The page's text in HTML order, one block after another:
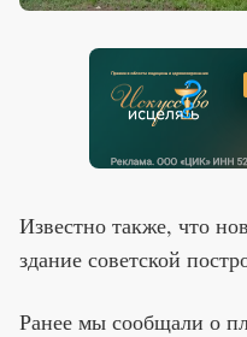
Известно также, что
здание советской
Ранее мы сообщали о